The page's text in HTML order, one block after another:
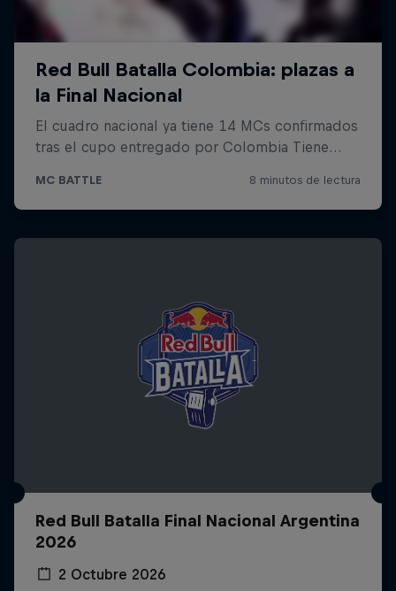
Red Bull Batalla Final Nacional Argentina
2026
2 Octubre 2026